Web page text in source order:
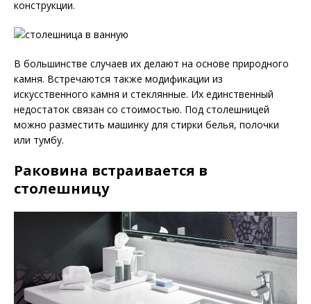
конструкции.
В большинстве случаев их делают на основе природного
камня. Встречаются также модификации из
искусственного камня и стеклянные. Их единственный
недостаток связан со стоимостью. Под столешницей
можно разместить машинку для стирки белья, полочки
или тумбу.
Раковина встраивается в
столешницу